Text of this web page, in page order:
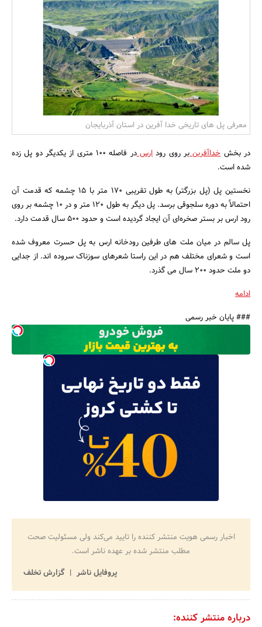
بانک، بیمه و سرمایه
مسکن و ساختمان
معرفی پل های تاریخی خدا آفرین در استان آذربایجان
در بخشخداآفرینبر روى رود ارس
در فاصله ۱۰۰ مترى از یکدیگر دو پل زده
شده است.
نخستین پل (پل بزرگتر) به طول تقریبى ۱۷۰ متر با ۱۵ چشمه که قدمت آن
احتمالاً به دوره سلجوقى برسد. پل دیگر به طول ۱۲۰ متر و در ۱۰ چشمه بر روى
رود ارس بر بستر صخره‌اى آن ایجاد گردیده است و حدود ۵۰۰ سال قدمت دارد.
پل سالم در میان ملت های طرفین رودخانه ارس به پل حسرت معروف شده
است و شعرای مختلف هم در این راستا شعرهای سوزناک سروده اند. از جدایی
دو ملت حدود ۲۰۰ سال می گذرد.
ادامه
### پایان خبر رسمی
اخبار رسمی هویت منتشر کننده را تایید می‌کند ولی مسئولیت صحت
مطلب منتشر شده بر عهده ناشر است.
پروفایل ناشر
گزارش تخلف
درباره منتشر کننده: